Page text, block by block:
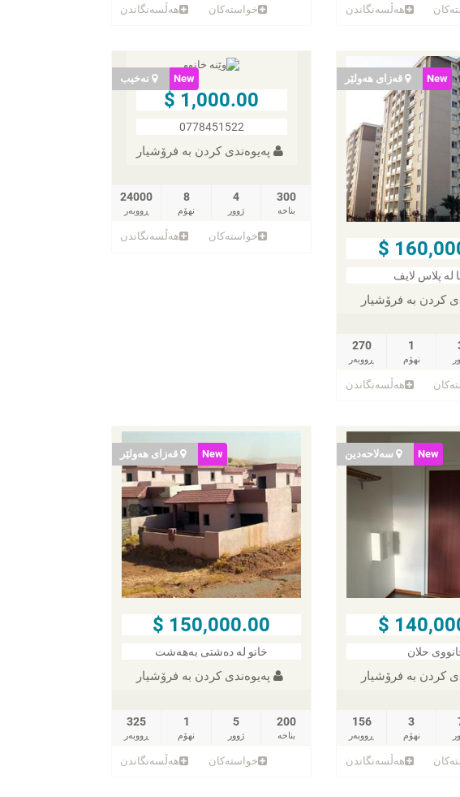
خواستەکان هەڵسەنگاندن هەڵسەنگاندن
نەخیب New
1,000.00 $
0778451522
پەیوەندی کردن به فرۆشیار
24000
ڕووبەر
8
نهۆم
4
ژوور
300
بناخه‌
خواستەکان هەڵسەنگاندن
قەزای هەولێر New
لە پلاس لایف
کردن به فرۆشیار
270
ڕووبەر
1
نهۆم
هەڵسەنگاندن
قەزای هەولێر New
150,000.00 $
خانو لە دەشتی بەهەشت
پەیوەندی کردن به فرۆشیار
325
ڕووبەر
1
نهۆم
5
ژوور
200
بناخه‌
خواستەکان هەڵسەنگاندن
سەلاحەدین New
حلان
کردن به فرۆشیار
156
ڕووبەر
3
نهۆم
هەڵسەنگاندن